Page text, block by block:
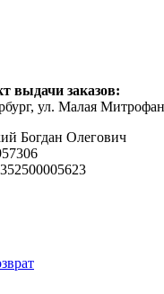
выдачи заказов:
ул. Малая
Богдан Олегович